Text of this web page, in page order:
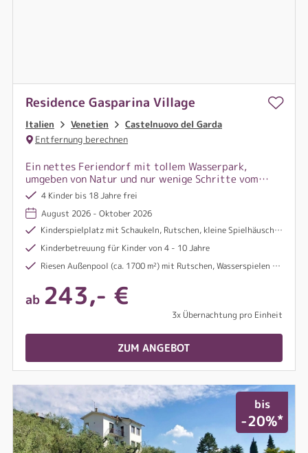
Residence Gasparina Village
Italien Venetien
Castelnuovo del Garda
Entfernung berechnen
Ein nettes Feriendorf mit tollem Wasserpark,
umgeben von Natur und nur wenige Schritte vom
Gardasee entfernt, ideal für Familien mit Kindern.
4 Kinder bis 18 Jahre frei
August 2026 - Oktober 2026
Kinderspielplatz mit Schaukeln, Rutschen, kleine Spielhäuschen, Wippen, Kletterparcour uvm
Kinderbetreuung für Kinder von 4 - 10 Jahre
Riesen Außenpool (ca. 1700 m²) mit Rutschen, Wasserspielen uvm.
ab 243,- €
3x Übernachtung pro Einheit
ZUM ANGEBOT
bis
-20%*